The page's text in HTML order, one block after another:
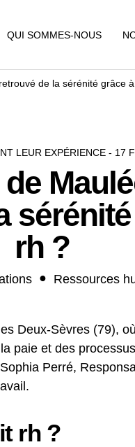
QUI SOMMES-NOUS
de la sérénité grâce
LEUR EXPÉRIENCE - 17
rh ?
Ressources
Deux-Sèvres (79),
paie et des
Perré,
rh ?